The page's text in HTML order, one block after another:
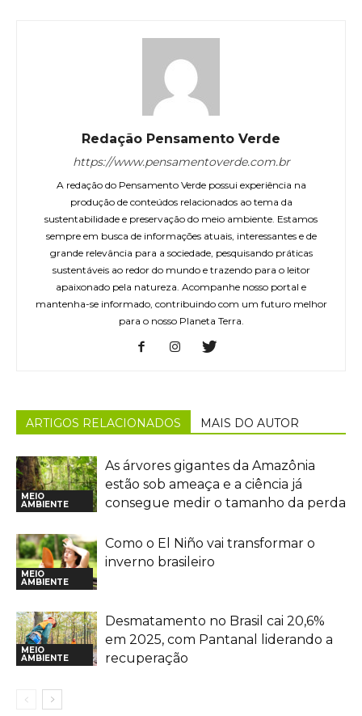
Redação Pensamento Verde
https://www.pensamentoverde.com.br
A redação do Pensamento Verde possui experiência na
produção de conteúdos relacionados ao tema da
sustentabilidade e preservação do meio ambiente. Estamos
sempre em busca de informações atuais, interessantes e de
grande relevância para a sociedade, pesquisando práticas
sustentáveis ao redor do mundo e trazendo para o leitor
apaixonado pela natureza. Acompanhe nosso portal e
mantenha-se informado, contribuindo com um futuro melhor
para o nosso Planeta Terra.
ARTIGOS RELACIONADOS MAIS DO AUTOR
MEIO
AMBIENTE
As árvores gigantes da Amazônia
estão sob ameaça e a ciência já
consegue medir o tamanho da perda
MEIO
AMBIENTE
Como o El Niño vai transformar o
inverno brasileiro
MEIO
AMBIENTE
Desmatamento no Brasil cai 20,6%
em 2025, com Pantanal liderando a
recuperação